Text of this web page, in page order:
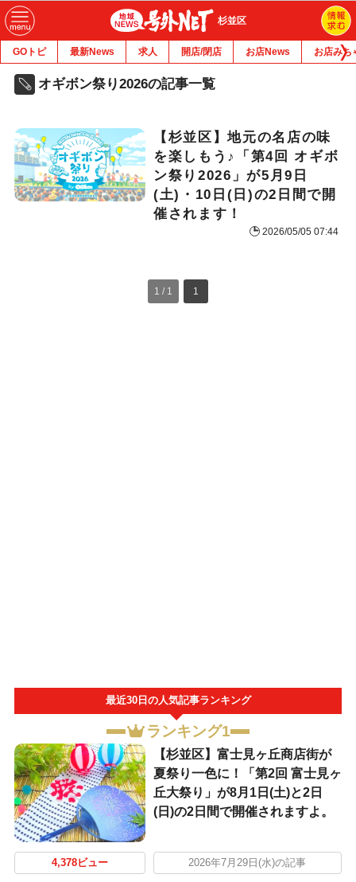
杉並区
GOトピ 最新News 求人 開店/閉店 お店News お店みち
オギボン祭り2026の記事一覧
【杉並区】地元の名店の味
を楽しもう♪「第4回 オギボ
ン祭り2026」が5月9日
(土)・10日(日)の2日間で開
催されます！
2026/05/05 07:44
1 / 1 1
最近30日の人気記事ランキング
ランキング1
【杉並区】富士見ヶ丘商店街が
夏祭り一色に！「第2回 富士見ヶ
丘大祭り」が8月1日(土)と2日
(日)の2日間で開催されますよ。
4,378ビュー 2026年7月29日(水)の記事